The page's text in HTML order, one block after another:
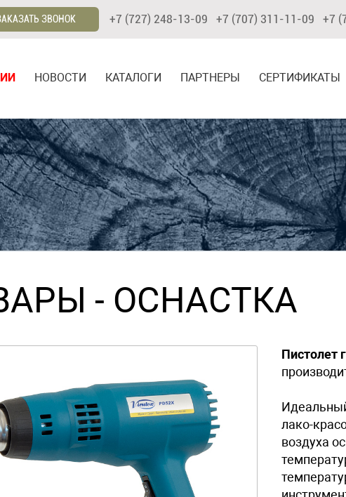
ЗВОНОК +7 (727) 248-13-09 +7 (707) 311-11-09 +7
НОВОСТИ КАТАЛОГИ ПАРТНЕРЫ СЕРТИФИКАТЫ
- ОСНАСТКА
Пистолет
лако-
воздуха